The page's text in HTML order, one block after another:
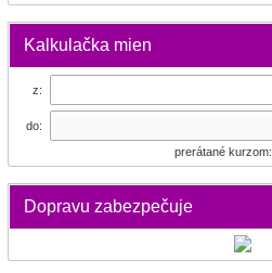
Kalkulačka mien
z:
do:
prerátané kurzom:
Dopravu zabezpečuje